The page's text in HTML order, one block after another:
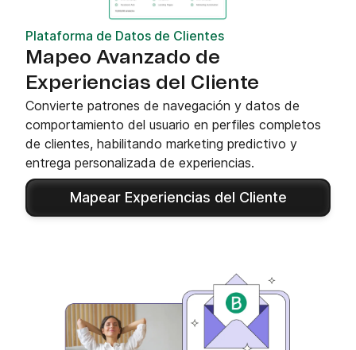
Plataforma de Datos de Clientes
Mapeo Avanzado de
Experiencias del Cliente
Convierte patrones de navegación y datos de
comportamiento del usuario en perfiles completos
de clientes, habilitando marketing predictivo y
entrega personalizada de experiencias.
Mapear Experiencias del Cliente